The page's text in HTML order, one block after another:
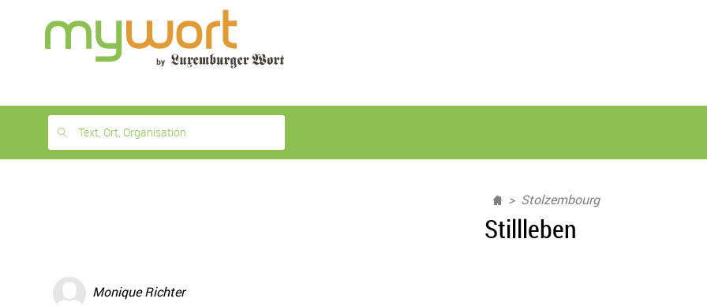
month
free
Text, Ort, Organisation
Stolzembourg
Stillleben
Monique Richter